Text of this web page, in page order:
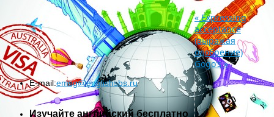
«Expressing
acceptance
(выражая
одобрение)
Gogo’s»
E-mail:emsg@englishsbs.ru
Изучайте английский бесплатно